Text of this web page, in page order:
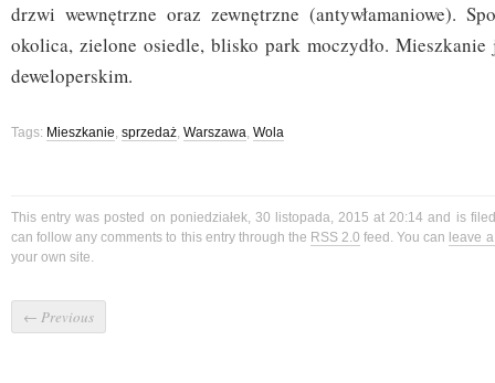
drzwi wewnętrzne oraz zewnętrzne (antywłamaniowe).
okolica, zielone osiedle, blisko park moczydło.
deweloperskim.
Tags: Mieszkanie, sprzedaż, Warszawa, Wola
This entry was posted on poniedziałek, 30 listopada, 2015 at 20:14 and is
can follow any comments to this entry through the RSS 2.0 feed. You can leave
your own site.
← Previous